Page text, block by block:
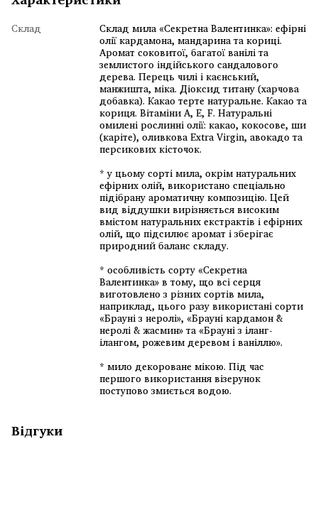
Склад Склад мила «Секретна Валентинка»: ефірні
олії кардамона, мандарина та кориці.
Аромат соковитої, багатої ванілі та
землистого індійського сандалового
дерева. Перець чилі і каєнський,
манжишта, міка. Діоксид титану (харчова
добавка). Какао терте натуральне. Какао та
кориця. Вітаміни А, Е, F. Натуральні
омилені рослинні олії: какао, кокосове, ши
(каріте), оливкова Extra Virgin, авокадо та
персикових кісточок.
* у цьому сорті мила, окрім натуральних
ефірних олій, використано спеціально
підібрану ароматичну композицію. Цей
вид віддушки вирізняється високим
вмістом натуральних екстрактів і ефірних
олій, що підсилює аромат і зберігає
природний баланс складу.
* особливість сорту «Секретна
Валентинка» в тому, що всі серця
виготовлено з різних сортів мила,
наприклад, цього разу використані сорти
«Брауні з неролі», «Брауні кардамон &
неролі & жасмин» та «Брауні з іланг-
ілангом, рожевим деревом і ваніллю».
* мило декороване мікою. Під час
першого використання візерунок
поступово змиється водою.
Відгуки